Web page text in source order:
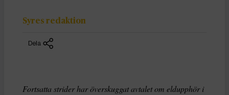
Syres redaktion
Dela
Fortsatta strider har överskuggat avtalet om eldupphör i